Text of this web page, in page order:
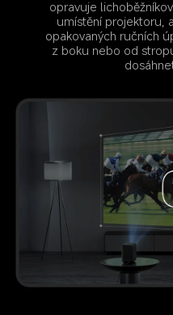
opravuje
umístění projektoru,
opakovaných ručních
z boku nebo od